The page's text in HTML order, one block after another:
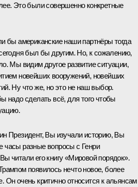
Это были совершенно конкретные
бы американские наши партнёры тогда
был бы другим. Но, к сожалению,
Мы видим другое развитие ситуации,
новейших вооружений, новейших
Ну что же, но это не наш выбор.
надо сделать всё, для того чтобы
Президент, Вы изучали историю, Вы
часы разные вопросы с Генри
читали его книгу «Мировой порядок».
появилось нечто новое, более
Он очень критично относится к альянсам